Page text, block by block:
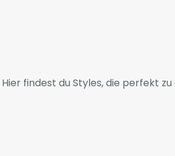
findest du Styles, die perfekt